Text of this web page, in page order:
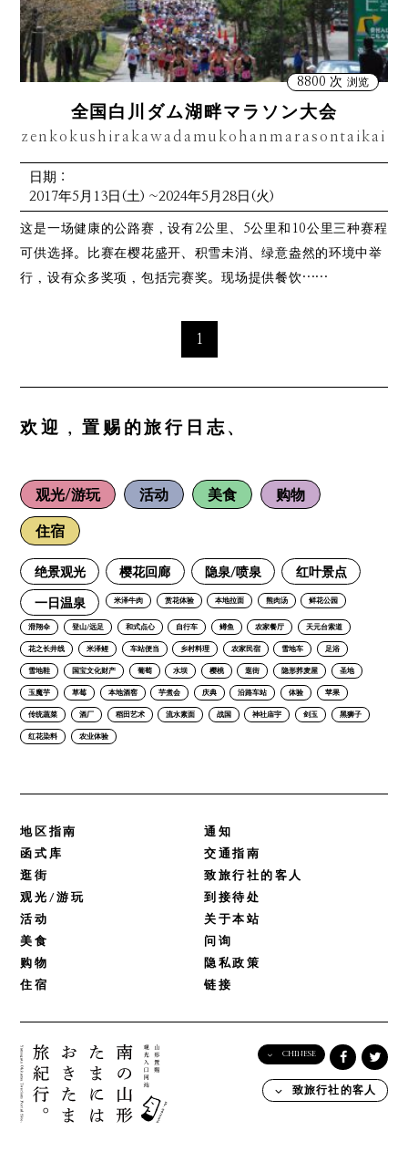
8800 次 浏览
全国白川ダム湖畔マラソン大会
zenkokushirakawadamukohanmarasontaikai
日期：
2017年5月13日(土) ~2024年5月28日(火)
这是一场健康的公路赛，设有2公里、5公里和10公里三种赛程
可供选择。比赛在樱花盛开、积雪未消、绿意盎然的环境中举
行，设有众多奖项，包括完赛奖。现场提供餐饮……
1
欢迎，置赐的旅行日志、
观光/游玩 活动 美食 购物
住宿
绝景观光 樱花回廊 隐泉/喷泉 红叶景点
一日温泉 米泽牛肉 赏花体验 本地拉面 熊肉汤 鲜花公园
滑翔伞 登山/远足 和式点心 自行车 鳟鱼 农家餐厅 天元台索道
花之长井线 米泽鲤 车站便当 乡村料理 农家民宿 雪地车 足浴
雪地鞋 国宝文化财产 葡萄 水坝 樱桃 逛街 隐形荞麦屋 圣地
玉魔芋 草莓 本地酒窖 芋煮会 庆典 沿路车站 体验 苹果
传统蔬菜 酒厂 稻田艺术 流水素面 战国 神社庙宇 剑玉 黑狮子
红花染料 农业体验
地区指南
函式库
逛街
观光/游玩
活动
美食
购物
住宿
通知
交通指南
致旅行社的客人
到接待处
关于本站
问询
隐私政策
链接
CHINESE
English
致旅行社的客人